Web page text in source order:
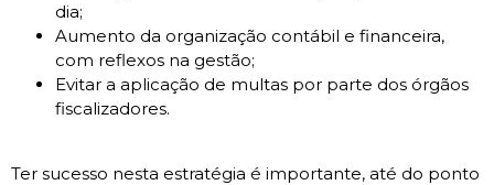
dia;
Aumento da organização contábil e financeira,
com reflexos na gestão;
Evitar a aplicação de multas por parte dos órgãos
fiscalizadores.
Ter sucesso nesta estratégia é importante, até do ponto